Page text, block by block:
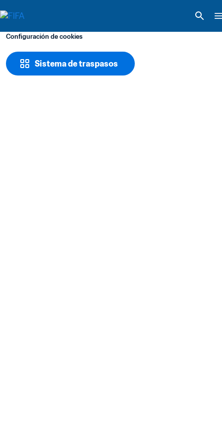
Sistema de traspasos
Configuración de cookies